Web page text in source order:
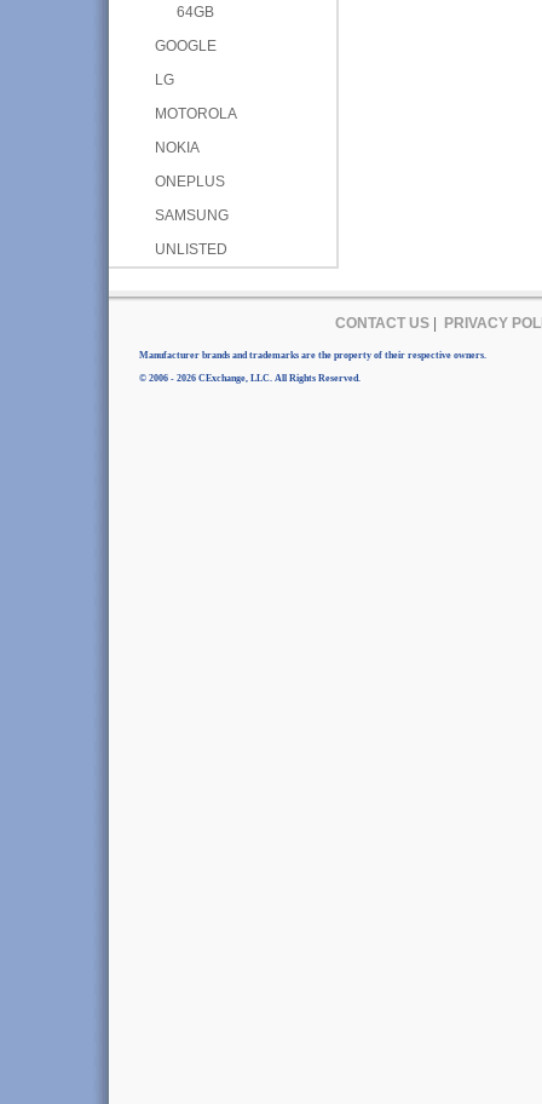
64GB
GOOGLE
LG
MOTOROLA
NOKIA
ONEPLUS
SAMSUNG
UNLISTED
CONTACT US| PRIVACY
Manufacturer brands and trademarks are the property of their respective owners.
© 2006 - 2026 CExchange, LLC. All Rights Reserved.